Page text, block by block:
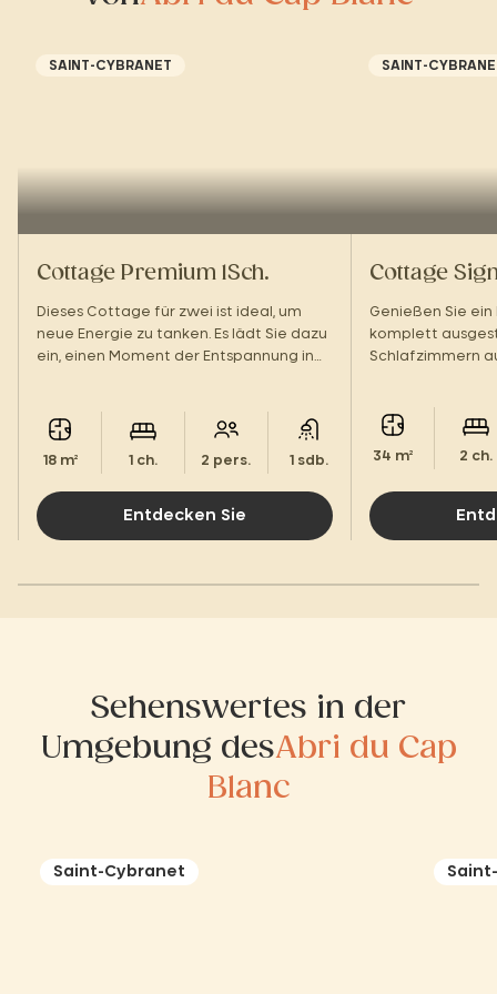
SAINT-CYBRANET
Cottage Premium 1Sch.
Dieses Cottage für zwei ist ideal, um
neue Energie zu tanken. Es lädt Sie dazu
ein, einen Moment der Entspannung in
18 m² 1 ch. 2 pers. 1 sdb.
Entdecken Sie
SAINT-
Cottage
Genießen Sie
komplett
Schlafzimmern
34 m² 2 ch.
Sehenswertes in der
Umgebung desAbri du Cap
Blanc
Saint-Cybranet